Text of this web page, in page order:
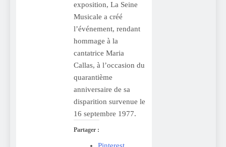
exposition, La Seine
Musicale a créé
l’événement, rendant
hommage à la
cantatrice Maria
Callas, à l’occasion du
quarantième
anniversaire de sa
disparition survenue le
16 septembre 1977.
Partager :